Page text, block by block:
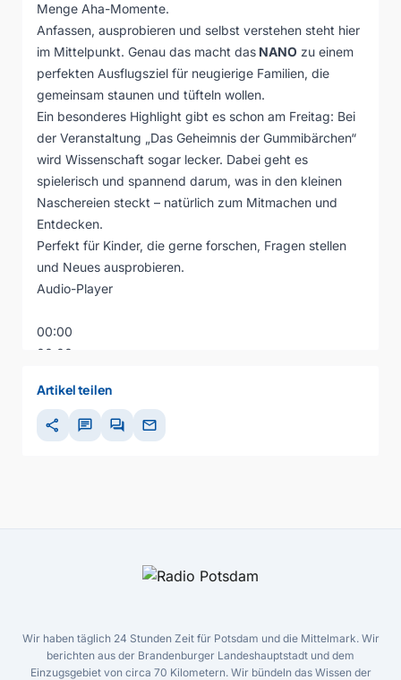
Menge Aha-Momente.
Anfassen, ausprobieren und selbst verstehen steht hier
im Mittelpunkt. Genau das macht das NANO zu einem
perfekten Ausflugsziel für neugierige Familien, die
gemeinsam staunen und tüfteln wollen.
Ein besonderes Highlight gibt es schon am Freitag: Bei
der Veranstaltung „Das Geheimnis der Gummibärchen“
wird Wissenschaft sogar lecker. Dabei geht es
spielerisch und spannend darum, was in den kleinen
Naschereien steckt – natürlich zum Mitmachen und
Entdecken.
Perfekt für Kinder, die gerne forschen, Fragen stellen
und Neues ausprobieren.
Audio-Player
00:00
00:00
Artikel teilen
share chat forum mail
Wir haben täglich 24 Stunden Zeit für Potsdam und die Mittelmark. Wir
berichten aus der Brandenburger Landeshauptstadt und dem
Einzugsgebiet von circa 70 Kilometern. Wir bündeln das Wissen der